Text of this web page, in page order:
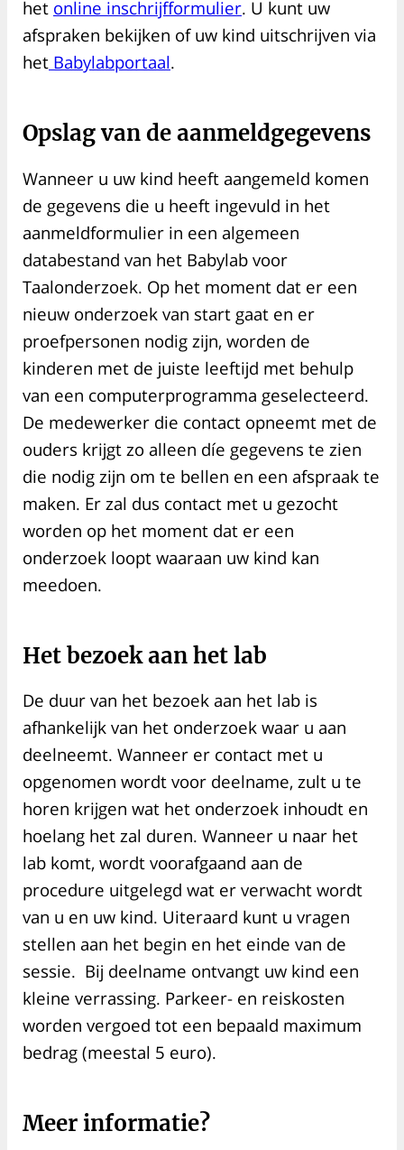
het online inschrijfformulier. U kunt uw
afspraken bekijken of uw kind uitschrijven via
het Babylabportaal.
Opslag van de aanmeldgegevens
Wanneer u uw kind heeft aangemeld komen
de gegevens die u heeft ingevuld in het
aanmeldformulier in een algemeen
databestand van het Babylab voor
Taalonderzoek. Op het moment dat er een
nieuw onderzoek van start gaat en er
proefpersonen nodig zijn, worden de
kinderen met de juiste leeftijd met behulp
van een computerprogramma geselecteerd.
De medewerker die contact opneemt met de
ouders krijgt zo alleen díe gegevens te zien
die nodig zijn om te bellen en een afspraak te
maken. Er zal dus contact met u gezocht
worden op het moment dat er een
onderzoek loopt waaraan uw kind kan
meedoen.
Het bezoek aan het lab
De duur van het bezoek aan het lab is
afhankelijk van het onderzoek waar u aan
deelneemt. Wanneer er contact met u
opgenomen wordt voor deelname, zult u te
horen krijgen wat het onderzoek inhoudt en
hoelang het zal duren. Wanneer u naar het
lab komt, wordt voorafgaand aan de
procedure uitgelegd wat er verwacht wordt
van u en uw kind. Uiteraard kunt u vragen
stellen aan het begin en het einde van de
sessie. Bij deelname ontvangt uw kind een
kleine verrassing. Parkeer- en reiskosten
worden vergoed tot een bepaald maximum
bedrag (meestal 5 euro).
Meer informatie?